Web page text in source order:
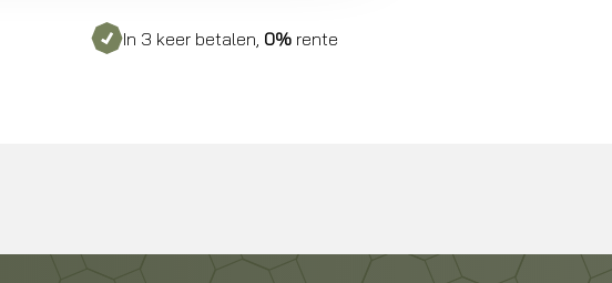
In 3 keer betalen, 0% rente